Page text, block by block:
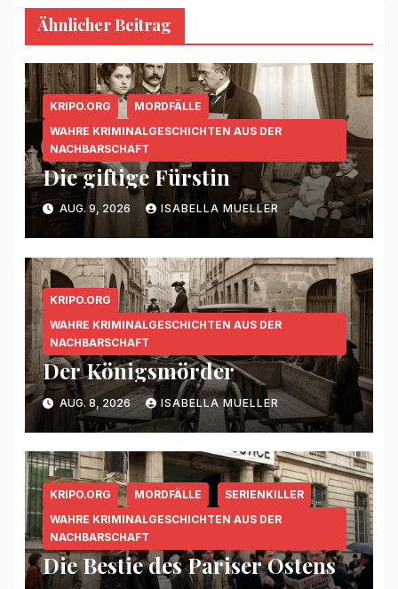
Ähnlicher Beitrag
KRIPO.ORG
MORDFÄLLE
WAHRE KRIMINALGESCHICHTEN AUS DER
NACHBARSCHAFT
Die giftige Fürstin
AUG. 9, 2026 ISABELLA MUELLER
KRIPO.ORG
WAHRE KRIMINALGESCHICHTEN AUS DER
NACHBARSCHAFT
Der Königsmörder
AUG. 8, 2026 ISABELLA MUELLER
KRIPO.ORG MORDFÄLLE
SERIENKILLER
WAHRE KRIMINALGESCHICHTEN AUS DER
NACHBARSCHAFT
Die Bestie des Pariser Ostens